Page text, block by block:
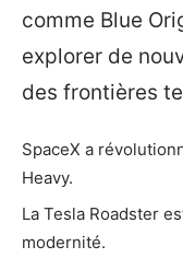
comme Blue
explorer de
des frontières
SpaceX a
Heavy.
La Tesla Roadster
modernité.